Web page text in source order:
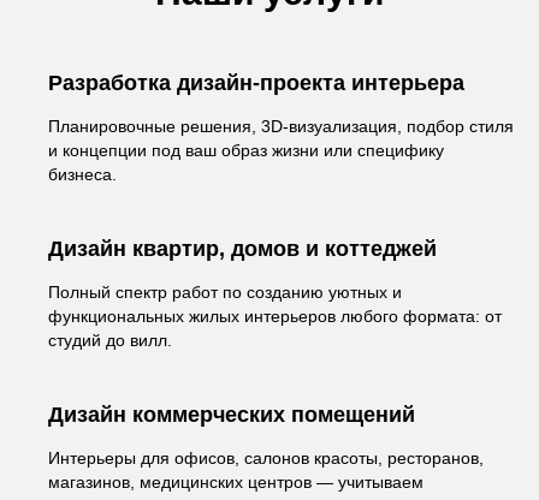
Разработка дизайн-проекта интерьера
Планировочные решения, 3D-визуализация, подбор стиля
и концепции под ваш образ жизни или специфику
бизнеса.
Дизайн квартир, домов и коттеджей
Полный спектр работ по созданию уютных и
функциональных жилых интерьеров любого формата: от
студий до вилл.
Дизайн коммерческих помещений
Интерьеры для офисов, салонов красоты, ресторанов,
магазинов, медицинских центров — учитываем